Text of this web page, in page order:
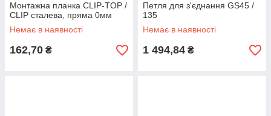
Монтажна планка CLIP-TOP /
CLIP сталева, пряма 0мм
Немає в наявності
162,70 ₴
Петля для з'єднання GS45 /
135
Немає в наявності
1 494,84 ₴